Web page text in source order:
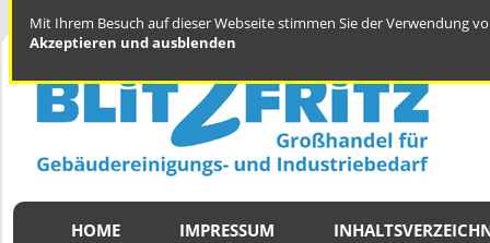
Mit Ihrem Besuch auf dieser Webseite stimmen Sie der Verwendung
Akzeptieren und ausblenden
HOME IMPRESSUM